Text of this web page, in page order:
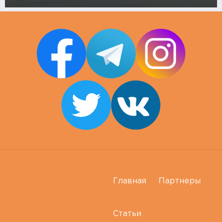
Главная Партнеры
Статьи